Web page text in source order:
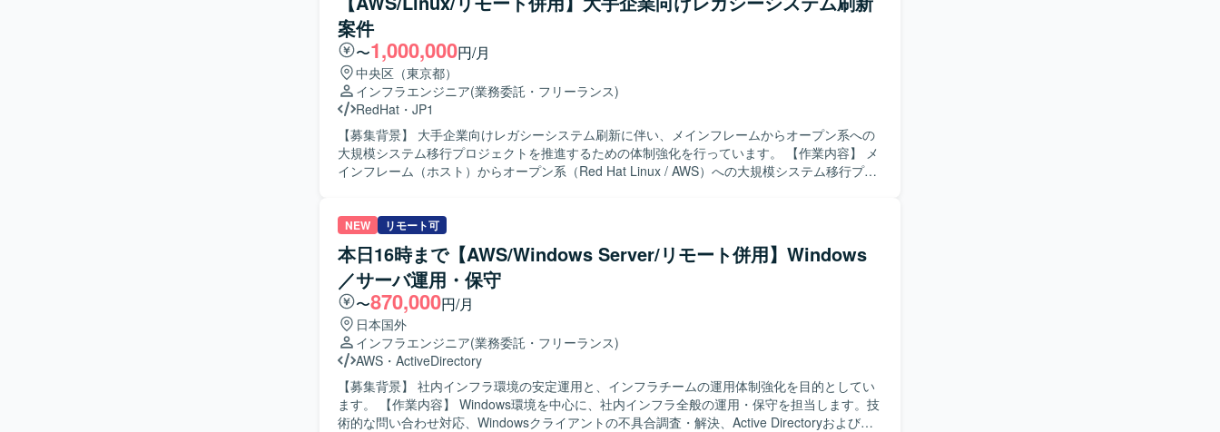
す。クラウドインフラに不慣れな部分があっても、臆せずキャッチアップしながら対応できる
方、障害対応時に状況を整理しながら関係者へ的確に報告・連絡できる方を歓迎いたします。
復旧にとどまらず、根本原因の解消まで責任を持って取り組める方にお願いしたいと考えてい
ます。 【ポジションの魅力】 本番環境での障害対応やログを起点とした調査を通じて、システ
ム全体への理解を深めながらスキルアップできるポジションです。AWSやコンテナ環境などの
クラウドインフラ技術にも触れながら、保守・エンハンス開発の経験を積んでいただけます。
【開発環境】 PostgreSQLなどのRDBMSを利用したシステムに携わっていただきます。AWSや
コンテナ環境（Docker/ECS等）、Reactを含むフロントエンド、REST APIやNode.jsまたは
Kotlinによるバックエンド開発などの技術要素に触れていただく機会があります。
案件
〜1,000,000円/月
中央区（東京都）
インフラエンジニア(業務委託・フリーランス)
RedHat ・ JP1
【募集背景】 大手企業向けレガシーシステム刷新に伴い、メインフレームからオープン系への
大規模システム移行プロジェクトを推進するための体制強化を行っています。 【作業内容】 メ
インフレーム（ホスト）からオープン系（Red Hat Linux / AWS）への大規模システム移行プロ
いただきます。また、顧客向けの方式説明書や各種ドキュメントの作成も担当していただきま
す。 【求める人物像】 汎用機とオープン系双方の技術に対して主体的にキャッチアップしなが
ら取り組んでいただける方を求めています。関係者と円滑にコミュニケーションを取りなが
ら、ドキュメント作成や説明などの業務も丁寧に対応していただける方が望ましいです。 【ポ
ジションの魅力】 大規模なレガシーシステム刷新プロジェクトに携わることで、汎用機からオ
ープン系への移行に関する知見を幅広く習得していただけます。インフラ基盤からミドルウェ
ア、運用設計まで一連の工程に関わることで、上流から下流までの経験を積むことができま
す。 【開発環境】 AWS、Red Hat Linux、Openframe、HULFT8/10、SMAIL、JP1/AJS、
JP1/IM3、OpenMagic、Tibero などを利用しています。
NEW リモート可
本日16時まで【AWS/Windows Server/リモート併用】Windows
／サーバ運用・保守
〜870,000円/月
日本国外
インフラエンジニア(業務委託・フリーランス)
AWS ・ ActiveDirectory
【募集背景】 社内インフラ環境の安定運用と、インフラチームの運用体制強化を目的としてい
ます。 【作業内容】 Windows環境を中心に、社内インフラ全般の運用・保守を担当します。技
術的な問い合わせ対応、Windowsクライアントの不具合調査・解決、Active Directoryおよびグ